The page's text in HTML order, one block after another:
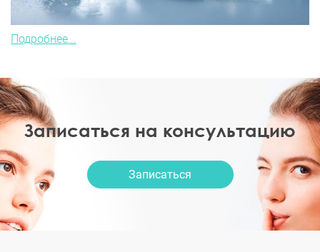
Подробнее...
Записаться на консультацию
Записаться